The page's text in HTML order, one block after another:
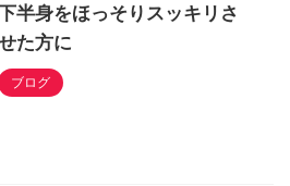
半身をほっそりスッキリさ
た方に
ブログ